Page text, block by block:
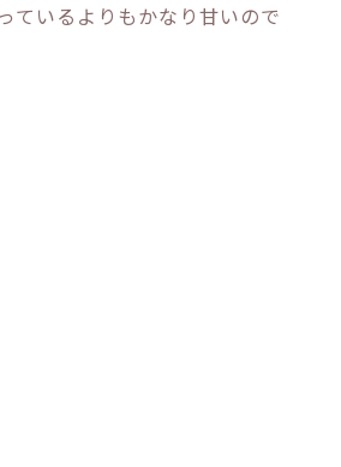
ているよりもかなり甘いので